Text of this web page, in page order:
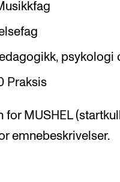
psykologi
Praksis
for MUSHEL
emnebeskrivelser.